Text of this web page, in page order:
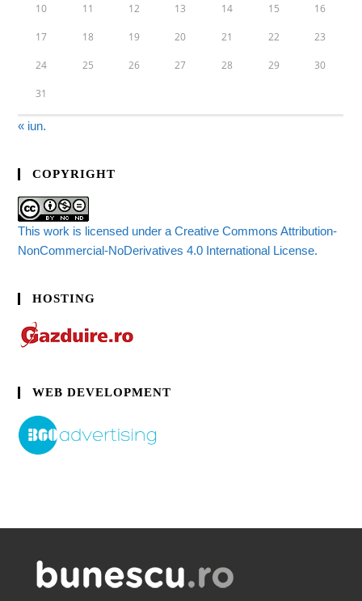
10 11 12 13 14 15 16
17 18 19 20 21 22 23
24 25 26 27 28 29 30
31
« iun.
COPYRIGHT
This work is licensed under a Creative Commons Attribution-
NonCommercial-NoDerivatives 4.0 International License.
HOSTING
WEB DEVELOPMENT